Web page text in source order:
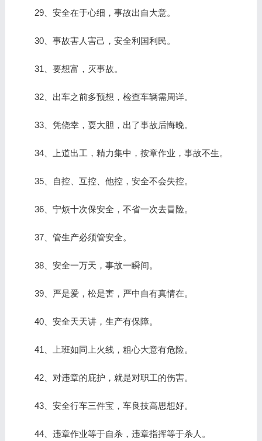
29、安全在于心细，事故出自大意。
30、事故害人害己，安全利国利民。
31、要想富，灭事故。
32、出车之前多预想，检查车辆需周详。
33、凭侥幸，耍大胆，出了事故后悔晚。
34、上道出工，精力集中，按章作业，事故不生。
35、自控、互控、他控，安全不会失控。
36、宁烦十次保安全，不省一次去冒险。
37、管生产必须管安全。
38、安全一万天，事故一瞬间。
39、严是爱，松是害，严中自有真情在。
40、安全天天讲，生产有保障。
41、上班如同上火线，粗心大意有危险。
42、对违章的庇护，就是对职工的伤害。
43、安全行车三件宝，车良技高思想好。
44、违章作业等于自杀，违章指挥等于杀人。